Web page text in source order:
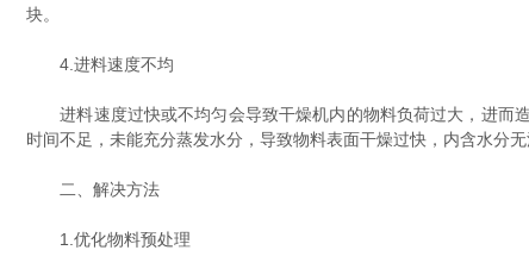
块。
4.进料速度不均
进料速度过快或不均匀会导致干燥机内的物料负荷过大，进而造
时间不足，未能充分蒸发水分，导致物料表面干燥过快，内含水分无
二、解决方法
1.优化物料预处理